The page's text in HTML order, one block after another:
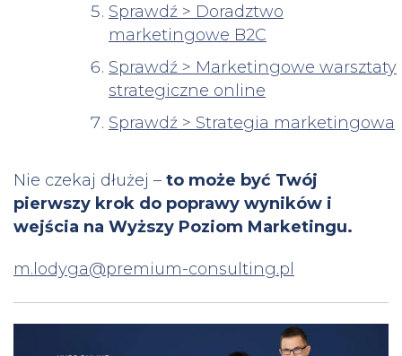
Sprawdź > Doradztwo
marketingowe B2C
Sprawdź > Marketingowe warsztaty
strategiczne online
Sprawdź > Strategia marketingowa
Nie czekaj dłużej – to może być Twój
pierwszy krok do poprawy wyników i
wejścia na Wyższy Poziom Marketingu.
m.lodyga@premium-consulting.pl